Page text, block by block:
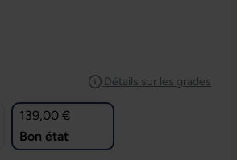
Détails sur les grades
139,00 €
Bon état